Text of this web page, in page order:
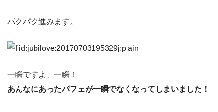
パクパク進みます。
一瞬ですよ、一瞬！
あんなにあったパフェが一瞬でなくなってしまいました！